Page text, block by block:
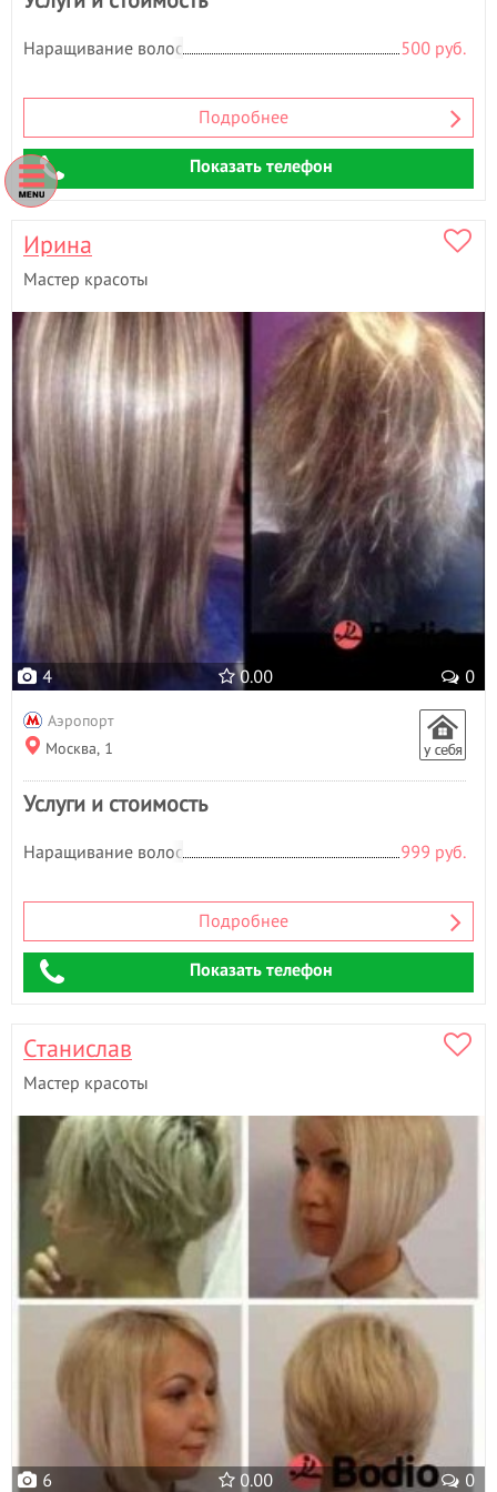
Наращивание волос 500 руб.
Подробнее
Показать телефон
Ирина
Мастер красоты
4 0.00 0
Аэропорт
Москва, 1
Услуги и стоимость
Наращивание волос 999 руб.
Подробнее
Показать телефон
Станислав
Мастер красоты
6 0.00 0